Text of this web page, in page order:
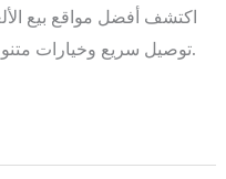
توصيل سريع وخيارات متنوعة تلبي حاجات الجميع بسرية تامة.